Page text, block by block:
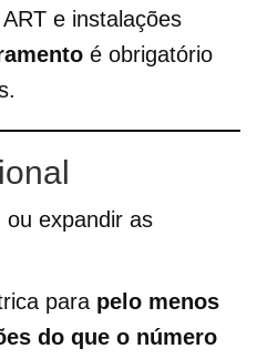
e instalações
é obrigatório
ou expandir as
para pelo menos
do que o número